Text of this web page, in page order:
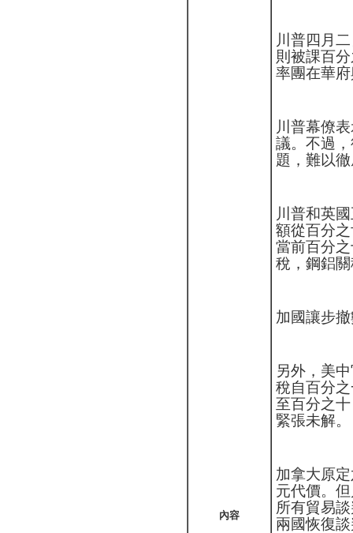
內容
川普四月
則被課百
率團在華
川普幕僚
議。不過
題，難以
川普和英
額從百分
當前百分
稅，鋼鋁
加國讓步
另外，美
稅自百分
至百分之
緊張未解。
加拿大原
元代價。
所有貿易
兩國恢復